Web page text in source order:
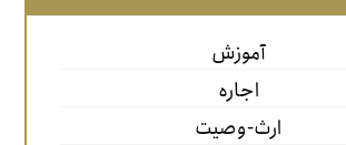
آموزش
اجاره
ارث-وصیت